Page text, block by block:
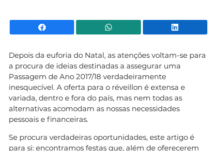
Facebook WhatsApp
Depois da euforia do Natal, as atenções voltam-se para
a procura de ideias destinadas a assegurar uma
Passagem de Ano 2017/18 verdadeiramente
inesquecível. A oferta para o réveillon é extensa e
variada, dentro e fora do país, mas nem todas as
alternativas acomodam as nossas necessidades
pessoais e financeiras.
Se procura verdadeiras oportunidades, este artigo é
para si: encontramos festas que, além de oferecerem